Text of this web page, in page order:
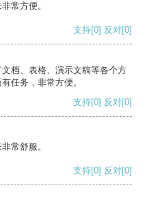
常方便。
支持[0] 反对[0]
档、表格、演示文稿等各个方
任务，非常方便。
支持[0] 反对[0]
常舒服。
支持[0] 反对[0]